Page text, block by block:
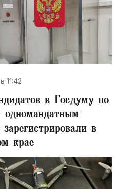
11:42
в Госдуму по
одномандатным
в
крае